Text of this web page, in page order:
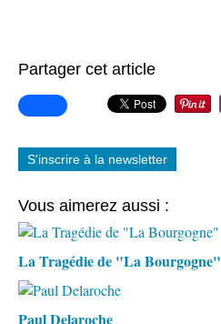
Partager cet article
S'inscrire à la newsletter
Vous aimerez aussi :
La Tragédie de "La Bourgogne"
Paul Delaroche